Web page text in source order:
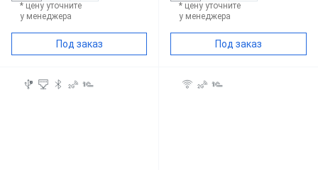
* цену уточните
у менеджера
Под заказ
* цену уточните
у менеджера
Под заказ